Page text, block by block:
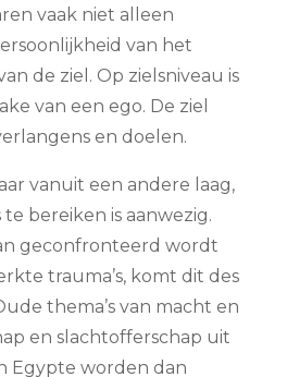
vaak niet alleen
van het
de ziel. Op zielsniveau is
van een ego. De ziel
en doelen.
vanuit een andere laag,
bereiken is aanwezig.
geconfronteerd wordt
trauma’s, komt dit des
thema’s van macht en
en slachtofferschap uit
Egypte worden dan